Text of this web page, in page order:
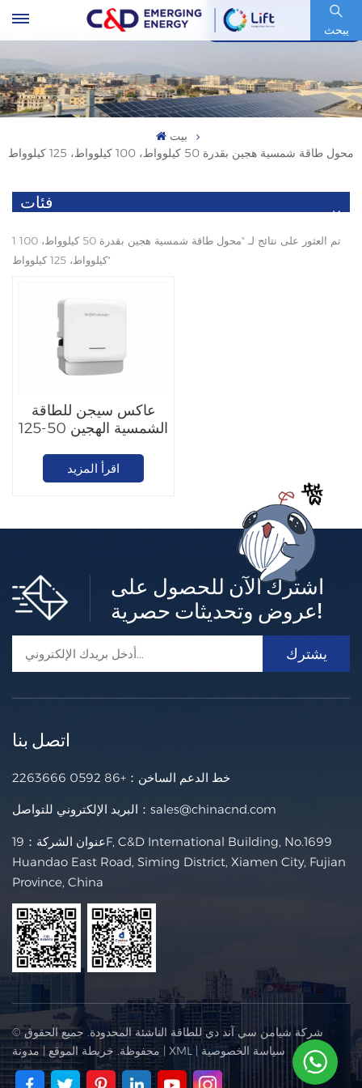
يبحث
رمز السهم : 600153.SH
بيت
محول طاقة شمسية هجين بقدرة 50 كيلوواط، 100 كيلوواط، 125 كيلوواط
فئات
1 تم العثور على نتائج لـ "محول طاقة شمسية هجين بقدرة 50 كيلوواط، 100
كيلوواط، 125 كيلوواط"
عاكس سيجن للطاقة
الشمسية الهجين 50-125
اقرأ المزيد
اشترك الآن للحصول على
عروض وتحديثات حصرية!
اتصل بنا
خط الدعم الساخن： +86 0592 2263666
البريد الإلكتروني للتواصل： sales@chinacnd.com
عنوان الشركة：19F, C&D International Building, No.1699
Huandao East Road, Siming District, Xiamen City, Fujian
Province, China
© شركة شيامن سي آند دي للطاقة الناشئة المحدودة. جميع الحقوق
محفوظة.خريطة الموقع|مدونة | XML |سياسة الخصوصية